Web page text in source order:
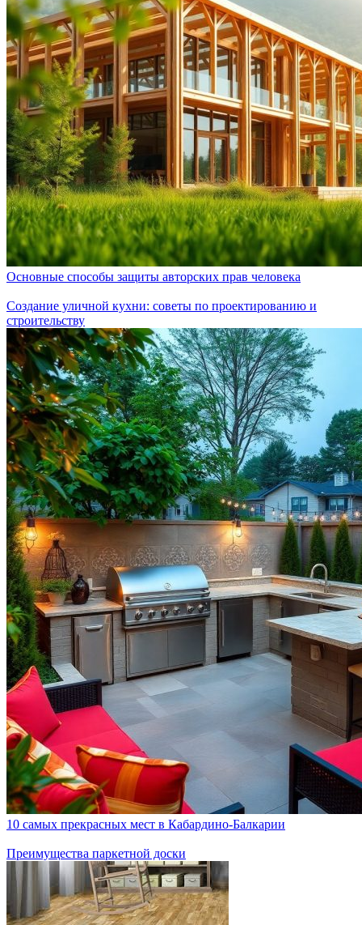
Основные способы защиты авторских прав человека
Создание уличной кухни: советы по проектированию и
строительству
10 самых прекрасных мест в Кабардино-Балкарии
Преимущества паркетной доски